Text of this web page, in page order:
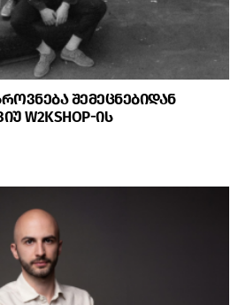
შემეცნებიდან
W2KSHOP-ის